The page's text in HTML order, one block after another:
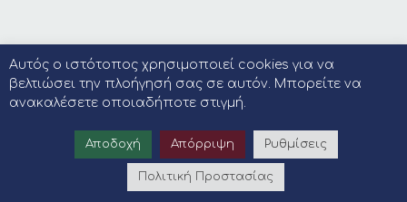
Αυτός ο ιστότοπος χρησιμοποιεί cookies για να
βελτιώσει την πλοήγησή σας σε αυτόν. Μπορείτε να
ανακαλέσετε οποιαδήποτε στιγμή.
Αποδοχή Απόρριψη Ρυθμίσεις
Πολιτική Προστασίας